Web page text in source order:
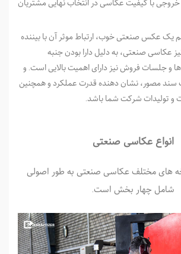
با کیفیت عکاسی در انتخاب نهایی مشتریان
یک عکس صنعتی خوب، ارتباط موثر آن با بیننده
عکاسی صنعتی، به دلیل دارا بودن جنبه
­ها و جلسات فروش نیز دارای اهمیت بالایی است. و
سند مصور، نشان دهنده قدرت عملکرد و همچنین
و تولیدات شرکت شما باشد.
انواع عکاسی صنعتی
­های مختلف عکاسی صنعتی به طور اصولی
شامل چهار بخش است.